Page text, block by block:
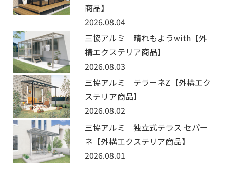
商品】
2026.08.04
三協アルミ 晴れもようwith【外
構エクステリア商品】
2026.08.03
三協アルミ テラーネZ【外構エク
ステリア商品】
2026.08.02
三協アルミ 独立式テラス セパー
ネ【外構エクステリア商品】
2026.08.01